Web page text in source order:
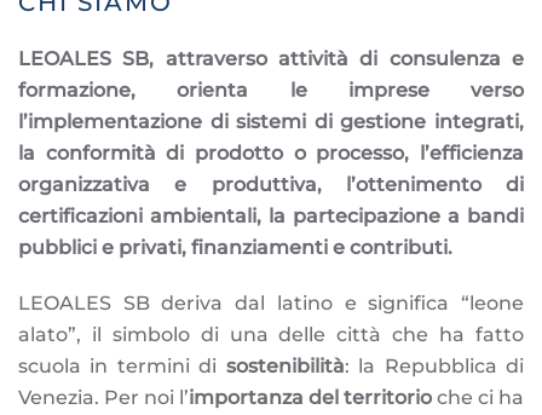
LEOALES SB, attraverso attività di consulenza e
formazione, orienta le imprese verso
l’implementazione di sistemi di gestione integrati,
la conformità di prodotto o processo, l’efficienza
organizzativa e produttiva, l’ottenimento di
certificazioni ambientali, la partecipazione a bandi
pubblici e privati, finanziamenti e contributi.
LEOALES SB deriva dal latino e significa “leone
alato”, il simbolo di una delle città che ha fatto
scuola in termini di sostenibilità: la Repubblica di
Venezia. Per noi l’importanza del territorio che ci ha